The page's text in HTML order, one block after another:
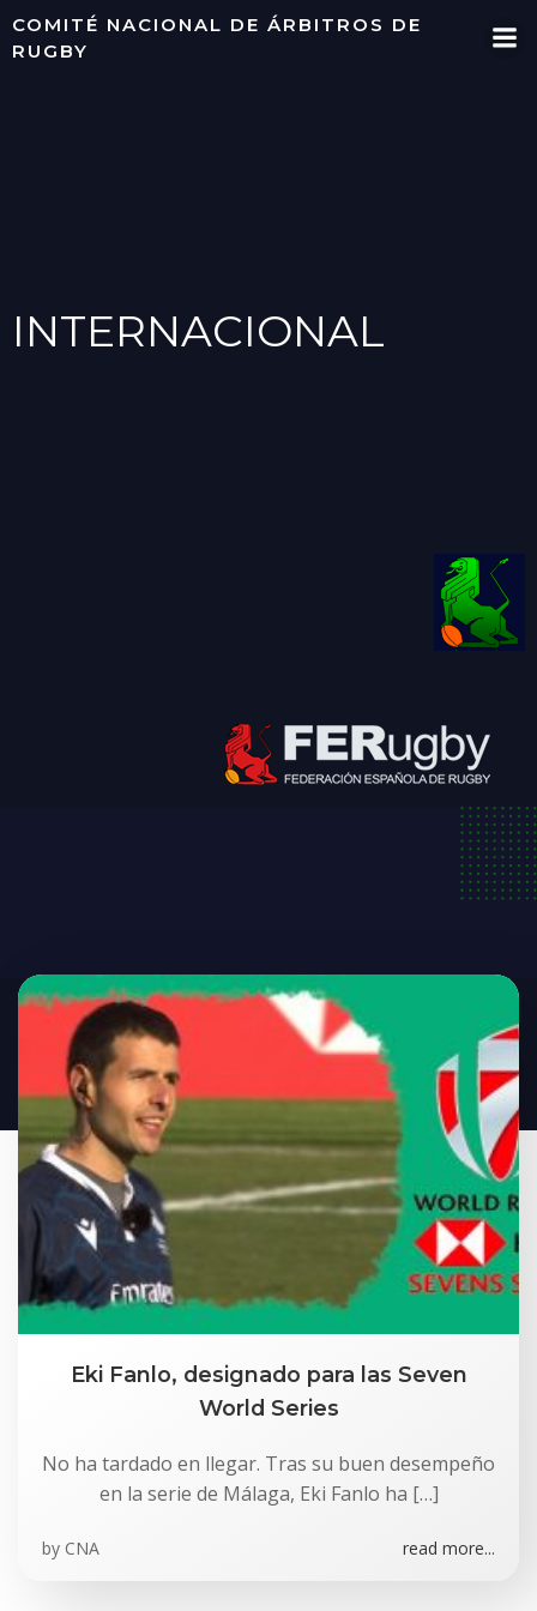
Saltar
COMITÉ NACIONAL DE ÁRBITROS DE
RUGBY
INTERNACIONAL
Eki Fanlo, designado para las Seven
World Series
No ha tardado en llegar. Tras su buen desempeño
en la serie de Málaga, Eki Fanlo ha […]
by CNA read more...